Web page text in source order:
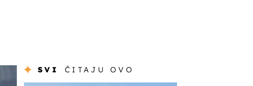
SVI ČITAJU OVO